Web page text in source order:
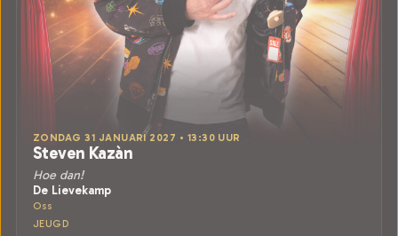
ZONDAG 31 JANUARI 2027 • 13:30 UUR
Steven Kazàn
Hoe dan!
De Lievekamp
Oss
JEUGD